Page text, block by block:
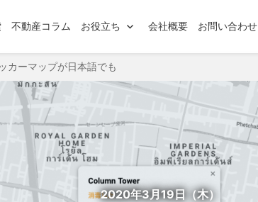
不動産コラム お役立ち 会社概要 お問い合わせ
カーマップが日本語でも
2020年3月19日（木）